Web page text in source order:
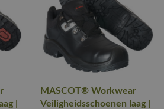
|
MASCOT® Workwear
Veiligheidsschoenen laag |